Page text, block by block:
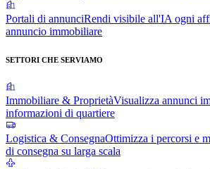
Portali di annunciRendi visibile all'IA ogni
annuncio immobiliare
SETTORI CHE SERVIAMO
Immobiliare & ProprietàVisualizza annunci
informazioni di quartiere
Logistica & ConsegnaOttimizza i percorsi e
di consegna su larga scala